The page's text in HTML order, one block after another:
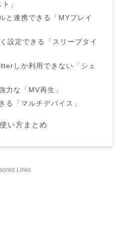
」
と連携できる「MYプレイ
設定できる「スリープタイ
しか利用できない「シェ
力な「MV再生」
る「マルチデバイス」
い方まとめ
Links